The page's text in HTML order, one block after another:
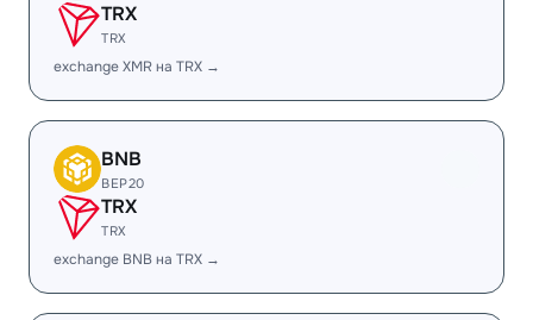
TRX
TRX
exchange XMR на TRX →
BNB
BEP20
TRX
TRX
exchange BNB на TRX →